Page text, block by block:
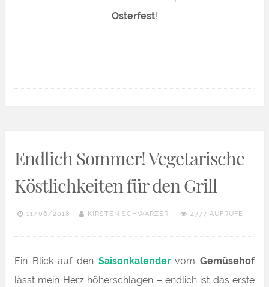
Osterfest!
Endlich Sommer! Vegetarische
Köstlichkeiten für den Grill
11/06/2018 KIRSTEN SCHWARZER 4777 AUFRUFE
Ein Blick auf den SaisonkalendervomGemüsehof
lässt mein Herz höherschlagen – endlich ist das erste